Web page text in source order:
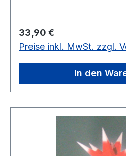
Regulärer Preis:
33,90 €
Preise inkl. MwSt. zzgl.
In den